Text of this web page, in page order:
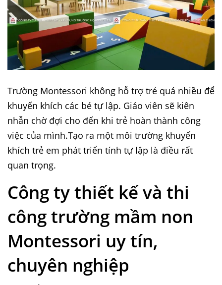
Trường Montessori không hỗ trợ trẻ quá nhiều để
khuyến khích các bé tự lập. Giáo viên sẽ kiên
nhẫn chờ đợi cho đến khi trẻ hoàn thành công
việc của mình.Tạo ra một môi trường khuyến
khích trẻ em phát triển tính tự lập là điều rất
quan trọng.
Công ty thiết kế và thi
công trường mầm non
Montessori uy tín,
chuyên nghiệp